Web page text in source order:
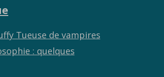
Tueuse de vampires
: quelques